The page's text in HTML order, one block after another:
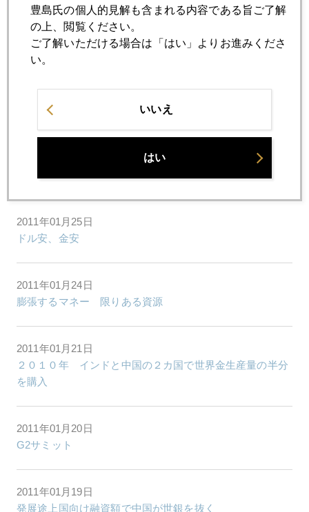
2011年01月28日
日本国債格下げについて
バーナンキ医師団 ステロイド注入継続を決定
2011年01月25日
ドル安、金安
2011年01月24日
膨張するマネー 限りある資源
2011年01月21日
２０１０年 インドと中国の２カ国で世界金生産量の半分
を購入
2011年01月20日
G2サミット
2011年01月19日
発展途上国向け融資額で中国が世銀を抜く
豊島氏の個人的見解も含まれる内容である旨ご了解
の上、閲覧ください。
ご了解いただける場合は「はい」よりお進みくださ
い。
いいえ
はい